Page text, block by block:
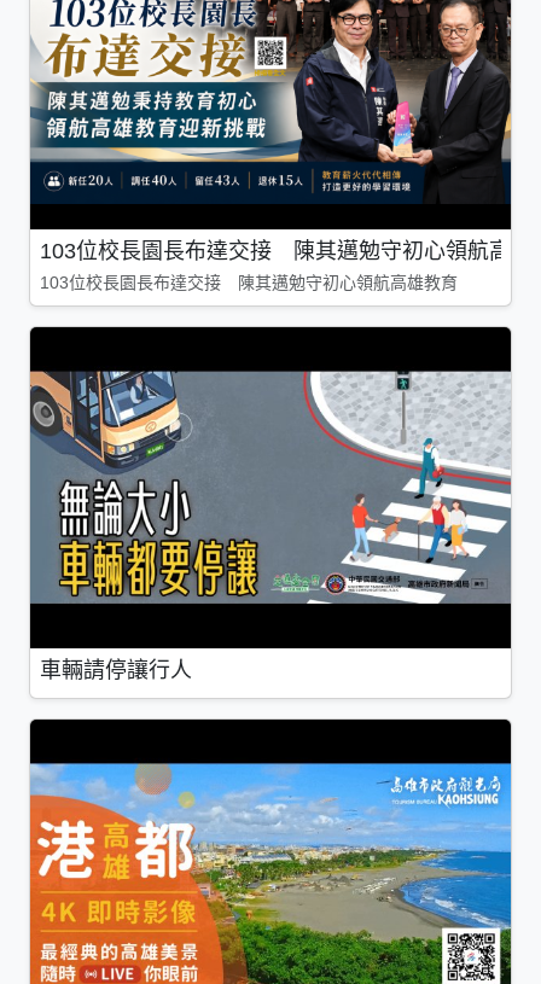
103位校長園長布達交接 陳其邁勉守初心領航高雄
103位校長園長布達交接 陳其邁勉守初心領航高雄教育
車輛請停讓行人